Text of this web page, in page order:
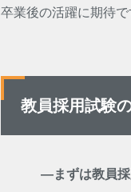
卒業後の活躍に期待で
教員採用試験
―まずは教員採